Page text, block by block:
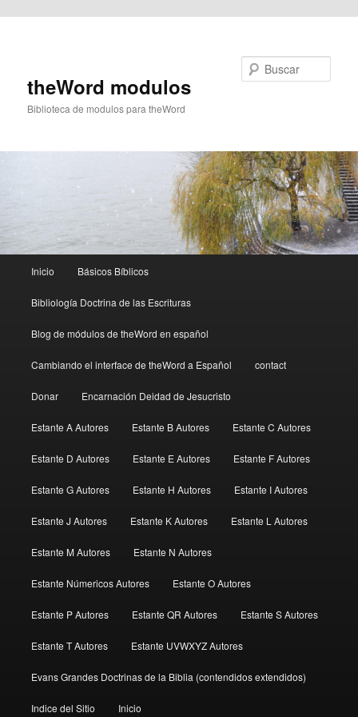
theWord modulos
Biblioteca de modulos para theWord
principal
Inicio Básicos Bíblicos
Bibliología Doctrina de las Escrituras
Blog de módulos de theWord en español
Cambiando el interface de theWord a Español contact
Donar Encarnación Deidad de Jesucristo
Estante A Autores Estante B Autores Estante C Autores
Estante D Autores Estante E Autores Estante F Autores
Estante G Autores Estante H Autores Estante I Autores
Estante J Autores Estante K Autores Estante L Autores
Estante M Autores Estante N Autores
Estante Númericos Autores Estante O Autores
Estante P Autores Estante QR Autores Estante S Autores
Estante T Autores Estante UVWXYZ Autores
Evans Grandes Doctrinas de la Biblia (contendidos extendidos)
Indice del Sitio Inicio